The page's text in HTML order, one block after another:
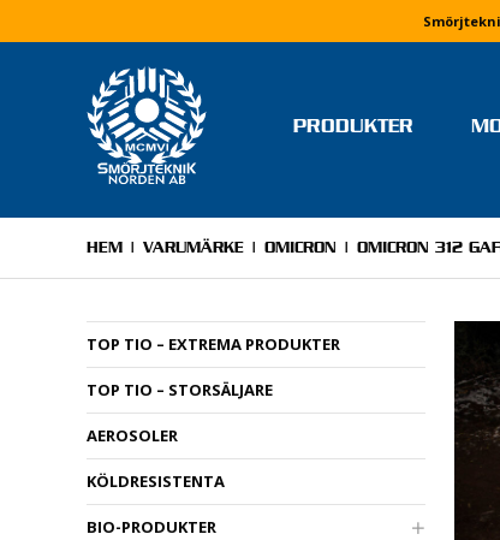
PRODUKTER
MONIKA ARVIDSSON
MOLLY HJÄLM
RICKARD IVARS
MJ MOTORSPORT
LINUS PETTERSSON
STEFAN WETTERVIK &
HEM | VARUMÄRKE | OMICRON | OMICRON 312
TOP TIO – EXTREMA PRODUKTER
TOP TIO – STORSÄLJARE
AEROSOLER
KÖLDRESISTENTA
BIO-PRODUKTER